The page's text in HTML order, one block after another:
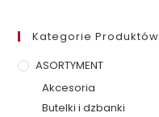
Kategorie Produktów
ASORTYMENT
Akcesoria
Butelki i dzbanki